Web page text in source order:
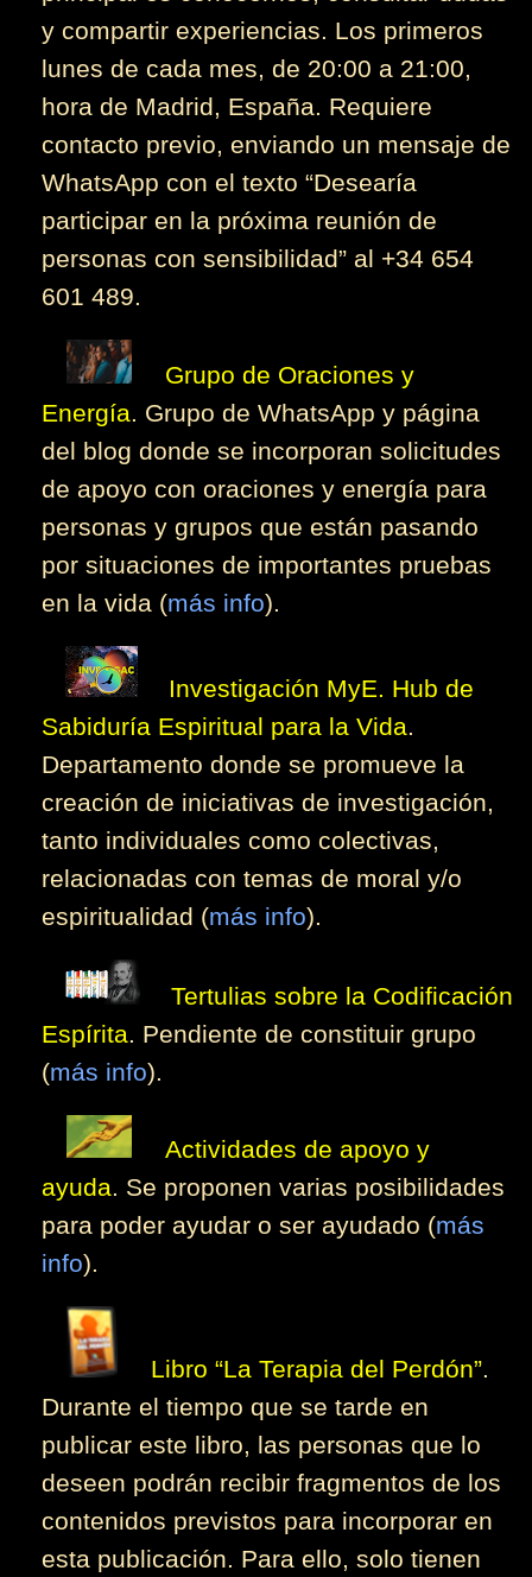
y compartir experiencias. Los primeros
lunes de cada mes, de 20:00 a 21:00,
hora de Madrid, España. Requiere
contacto previo, enviando un mensaje de
WhatsApp con el texto “Desearía
participar en la próxima reunión de
personas con sensibilidad” al +34 654
601 489.
Grupo de Oraciones y
Energía. Grupo de WhatsApp y página
del blog donde se incorporan solicitudes
de apoyo con oraciones y energía para
personas y grupos que están pasando
por situaciones de importantes pruebas
en la vida (más info).
Investigación MyE. Hub de
Sabiduría Espiritual para la Vida.
Departamento donde se promueve la
creación de iniciativas de investigación,
tanto individuales como colectivas,
relacionadas con temas de moral y/o
espiritualidad (más info).
Tertulias sobre la Codificación
Espírita. Pendiente de constituir grupo
(más info).
Actividades de apoyo y
ayuda. Se proponen varias posibilidades
para poder ayudar o ser ayudado (más
info).
Libro “La Terapia del Perdón”.
Durante el tiempo que se tarde en
publicar este libro, las personas que lo
deseen podrán recibir fragmentos de los
contenidos previstos para incorporar en
esta publicación. Para ello, solo tienen